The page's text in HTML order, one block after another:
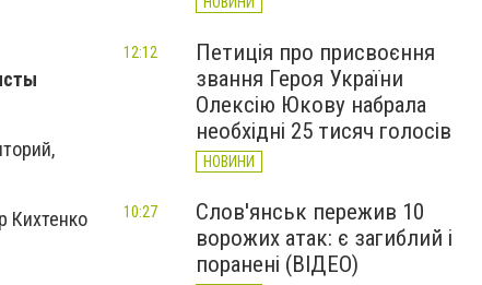
Кихтенко
Петиція про присвоєння
звання Героя України
Олексію Юкову набрала
необхідні 25 тисяч голосів
НОВИНИ
12:12
Слов'янськ пережив 10
ворожих атак: є загиблий і
поранені (ВІДЕО)
10:27